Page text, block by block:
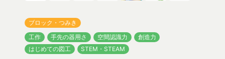
ブロック・つみき
工作
手先の器用さ 空間認識力
創造力
はじめての図工
STEM・STEAM